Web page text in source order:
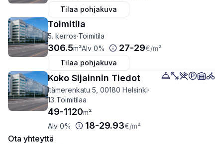
Tilaa pohjakuva
Toimitila
5. kerros·Toimitila
306.5m²Alv 0% 27-29€/m²
Tilaa pohjakuva
Koko Sijainnin Tiedot
Itämerenkatu 5, 00180 Helsinki·
13 Toimitilaa
49-1120m²
Alv 0%
18-29.93€/m²
Ota yhteyttä